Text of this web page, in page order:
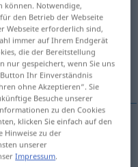
antippen)
können. Notwendige,
den Betrieb der Webseite
Webseite erforderlich sind,
immer auf Ihrem Endgerät
die der Bereitstellung
nur gespeichert, wenn Sie uns
Ihr Einverständnis
ohne Akzeptieren“. Sie
Besuche unserer
zu den Cookies
klicken Sie einfach auf den
Hinweise zu der
unserer
Impressum.